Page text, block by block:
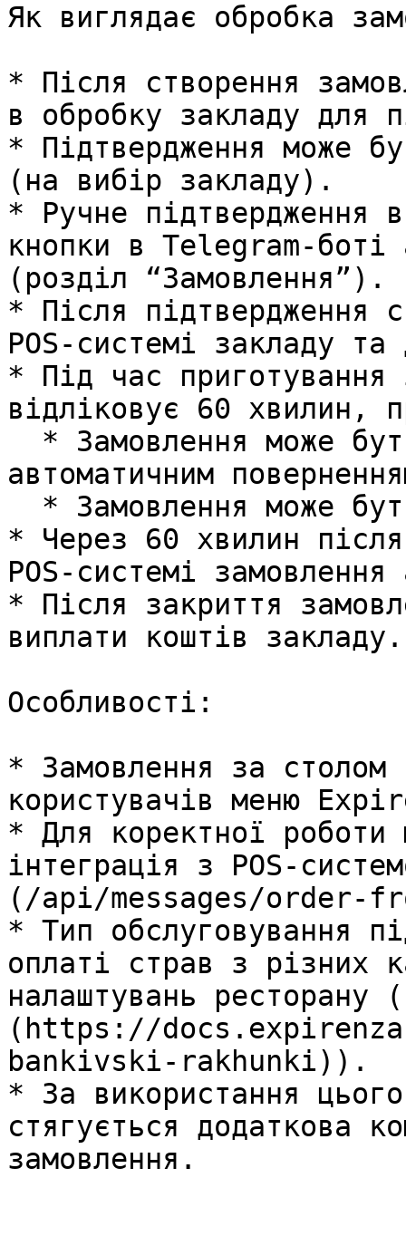
Як виглядає обробка
* Після створення
в обробку закладу для
* Підтвердження може
(на вибір закладу).
* Ручне підтвердження
кнопки в Telegram-боті
(розділ “Замовлення”).
* Після підтвердження
POS-системі закладу
* Під час приготування
відліковує 60 хвилин,
автоматичним
* Через 60 хвилин
POS-системі
* Після закриття
виплати коштів закладу.
Особливості:
* Замовлення за столом
користувачів меню
* Для коректної роботи
інтеграція з POS-
(/api/messages/order-
* Тип обслуговування
оплаті страв з різних
налаштувань ресторану
(https://
bankivski-rakhunki)).
* За використання
стягується додаткова